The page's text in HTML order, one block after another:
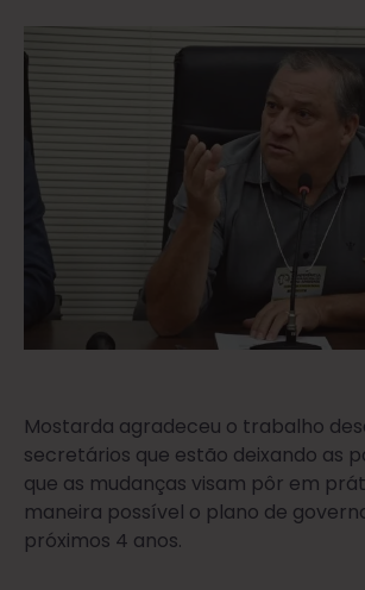
Mostarda agradeceu o trabalho
secretários que estão deixando as
que as mudanças visam pôr em
maneira possível o plano de
próximos 4 anos.